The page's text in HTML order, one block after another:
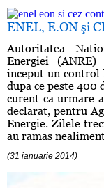
ENEL, E.ON şi
Autoritatea
Energiei
inceput un
dupa ce peste 400
curent ca urmare
declarat, pentru
Energie. Zilele
au ramas
(31 ianuarie 2014)